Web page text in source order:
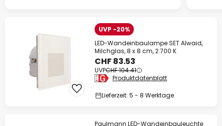
UVP -20%
LED-Wandeinbaulampe SET Alwaid,
Milchglas, 8 x 8 cm, 2.700 K
CHF 83.53
UVPCHF 104.41
Produktdatenblatt
Lieferzeit: 5 - 8 Werktage
Paulmann LED-Wandeinbauleuchte